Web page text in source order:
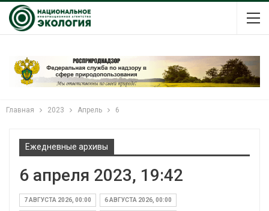
Главная 2023 Апрель 6
Ежедневные архивы
6 апреля 2023, 19:42
7 АВГУСТА 2026, 00:00 6 АВГУСТА 2026, 00:00